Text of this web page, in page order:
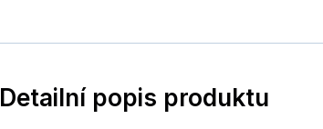
Detailní popis produktu